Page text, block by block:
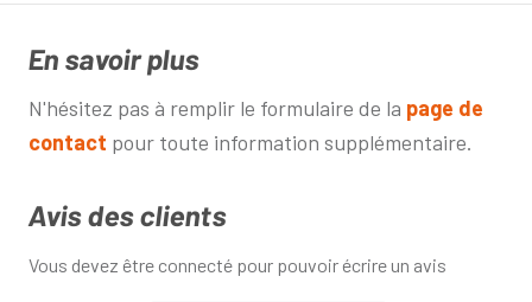
En savoir plus
N'hésitez pas à remplir le formulaire de la page de
contact pour toute information supplémentaire.
Avis des clients
Vous devez être connecté pour pouvoir écrire un avis